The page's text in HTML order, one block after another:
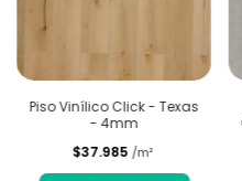
Piso Vinílico Click - Texas
- 4mm
$37.985 /m²